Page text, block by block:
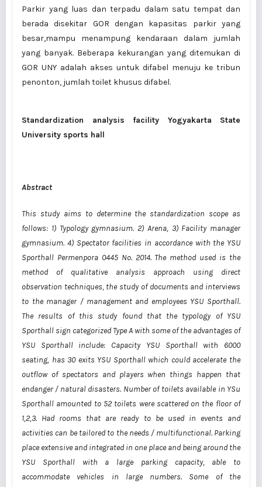
Parkir yang luas dan terpadu dalam satu tempat dan
berada disekitar GOR dengan kapasitas parkir yang
besar,mampu menampung kendaraan dalam jumlah
yang banyak. Beberapa kekurangan yang ditemukan di
GOR UNY adalah akses untuk difabel menuju ke tribun
penonton, jumlah toilet khusus difabel.
Standardization analysis facility Yogyakarta State
University sports hall
Abstract
This study aims to determine the standardization scope as
follows: 1) Typology gymnasium. 2) Arena, 3) Facility manager
gymnasium. 4) Spectator facilities in accordance with the YSU
Sporthall Permenpora 0445 No. 2014. The method used is the
method of qualitative analysis approach using direct
observation techniques, the study of documents and interviews
to the manager / management and employees YSU Sporthall.
The results of this study found that the typology of YSU
Sporthall sign categorized Type A with some of the advantages of
YSU Sporthall include: Capacity YSU Sporthall with 6000
seating, has 30 exits YSU Sporthall which could accelerate the
outflow of spectators and players when things happen that
endanger / natural disasters. Number of toilets available in YSu
Sporthall amounted to 52 toilets were scattered on the floor of
1,2,3. Had rooms that are ready to be used in events and
activities can be tailored to the needs / multifunctional. Parking
place extensive and integrated in one place and being around the
YSU Sporthall with a large parking capacity, able to
accommodate vehicles in large numbers. Some of the